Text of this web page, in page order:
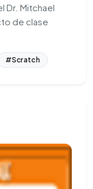
Dr. Mitchael
de clase
#Scratch